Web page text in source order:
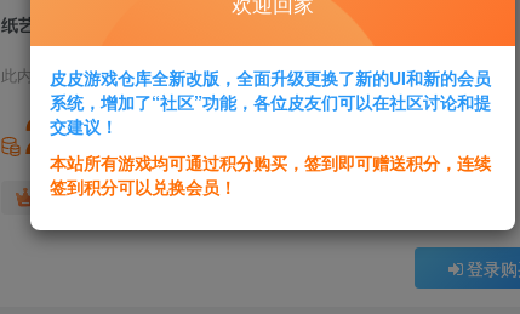
纸艺历险Papetura
此内容为付费资源，请付费后查看
2
黄金会员免费 超级会员
登录
皮皮游戏仓库全新改版，全面升级更换了新的UI和新的会员
系统，增加了“社区”功能，各位皮友们可以在社区讨论和提
交建议！
本站所有游戏均可通过积分购买，签到即可赠送积分，连续
签到积分可以兑换会员！